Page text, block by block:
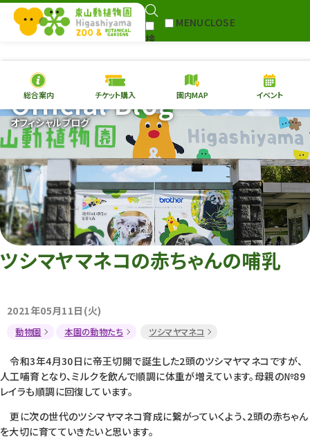
検
MENUCLOSE
本日の開園情報 チケ
園内MAP イベント
総合案内
動物園 植物園
再生プラン
東山動植物園
への支援
環境教育
総合案内 チケット購入 園内MAP イベント
オフィシャルブログ
Official Blog
ツシマヤマネコの赤ちゃんの哺乳
2021年05月11日(火)
動物園 本園の動物たち ツシマヤマネコ
令和3年4月30日に帝王切開で誕生した2頭のツシマヤマネコですが、
人工哺育となり、ミルクを飲んで順調に体重が増えています。母親の№89
レイラも順調に回復しています。
更に次の世代のツシマヤマネコ育成に繋がっていくよう、2頭の赤ちゃん
を大切に育てていきたいと思います。